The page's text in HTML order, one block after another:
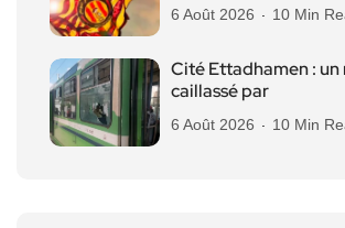
6 Août 2026 10 Min
Cité Ettadhamen :
caillassé par
6 Août 2026 10 Min